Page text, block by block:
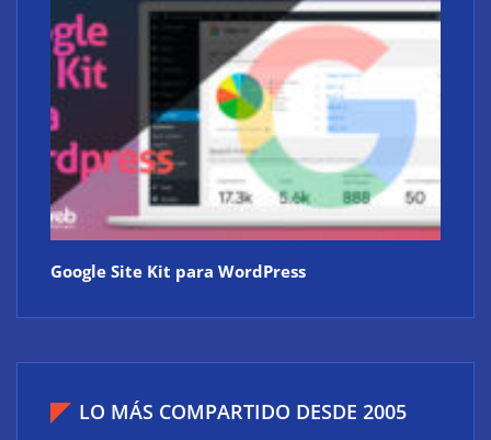
Google Site Kit para WordPress
LO MÁS COMPARTIDO DESDE 2005